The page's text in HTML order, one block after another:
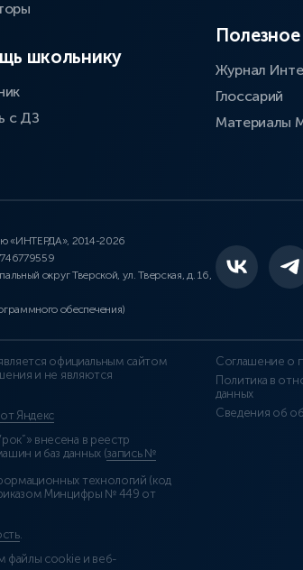
школьнику
с ДЗ
Полезное
Журнал
Глоссарий
Материалы
«ИНТЕРДА», 2014-2026
округ Тверской, ул. Тверская, д. 16,
обеспечения)
официальным сайтом
и не являются
Яндекс
внесена в реестр
и баз данных (запись №
технологий (код
Минцифры № 449 от
.
файлы cookie и веб-
Соглашение о
Политика в
данных
Сведения об